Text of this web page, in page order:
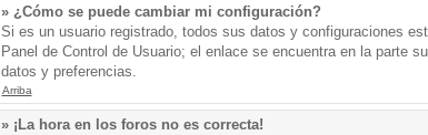
» ¿Cómo se puede cambiar mi configuración?
Si es un usuario registrado, todos sus datos y configuraciones
Panel de Control de Usuario; el enlace se encuentra en la parte
datos y preferencias.
Arriba
» ¡La hora en los foros no es correcta!